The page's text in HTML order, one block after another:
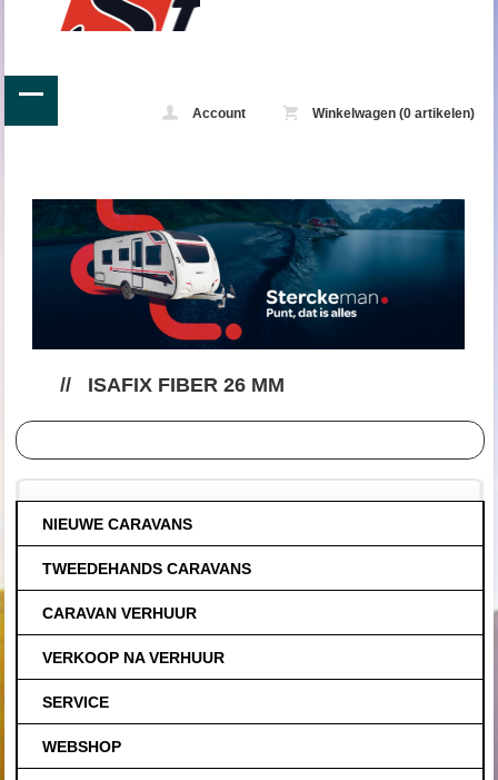
Account Winkelwagen (0 artikelen)
// ISAFIX FIBER 26 MM
NIEUWE CARAVANS
TWEEDEHANDS CARAVANS
CARAVAN VERHUUR
VERKOOP NA VERHUUR
SERVICE
WEBSHOP